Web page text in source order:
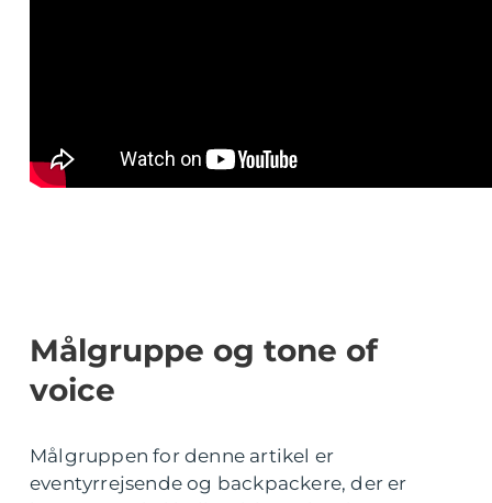
Målgruppe og tone of
voice
Målgruppen for denne artikel er
eventyrrejsende og backpackere, der er